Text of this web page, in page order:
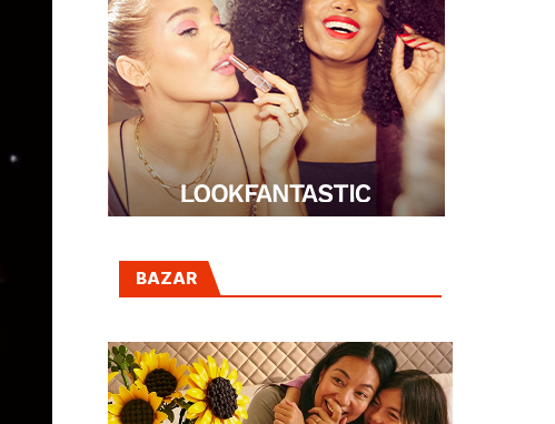
BAZAR